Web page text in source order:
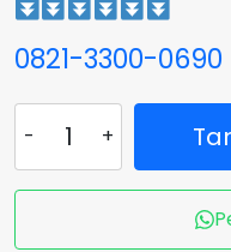
0821-3300-0690
Laptop
HP
Pavilion